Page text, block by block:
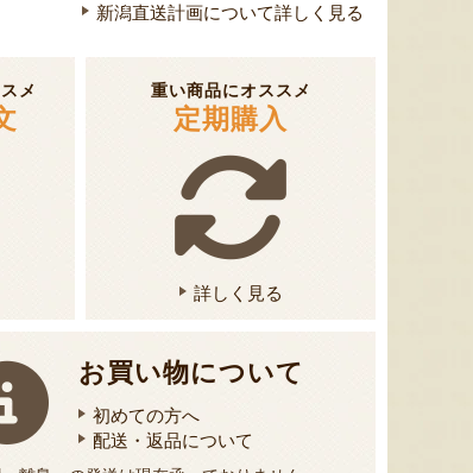
新潟直送計画について詳しく見る
メ 重い商品にオススメ
定期購入
詳しく見る
お買い物について
初めての方へ
配送・返品について
『久保農園』 『farmEASE』